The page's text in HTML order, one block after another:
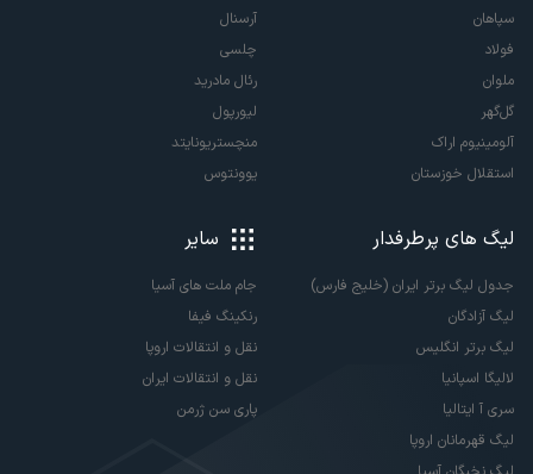
سپاهان
فولاد
ملوان
گل‌گهر
آلومینیوم اراک
استقلال خوزستان
آرسنال
چلسی
رئال مادرید
لیورپول
منچستریونایتد
یوونتوس
لیگ های پرطرفدار
جدول لیگ برتر ایران (خلیج فارس)
لیگ آزادگان
لیگ برتر انگلیس
لالیگا اسپانیا
سری آ ایتالیا
لیگ قهرمانان اروپا
سایر
جام ملت های آسیا
رنکینگ فیفا
نقل و انتقالات اروپا
نقل و انتقالات ایران
پاری سن ژرمن